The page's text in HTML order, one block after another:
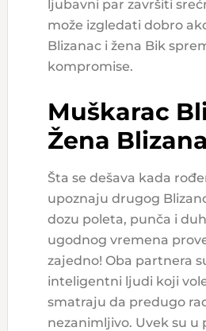
ljubavni par završiti
može izgledati dobro
Blizanac i žena Bik
kompromise.
Muškarac
Žena
Šta se dešava kada
upoznaju drugog
dozu poleta, punča i
ugodnog vremena
zajedno! Oba partnera
inteligentni ljudi koji
smatraju da predugo
nezanimljivo. Uvek su u